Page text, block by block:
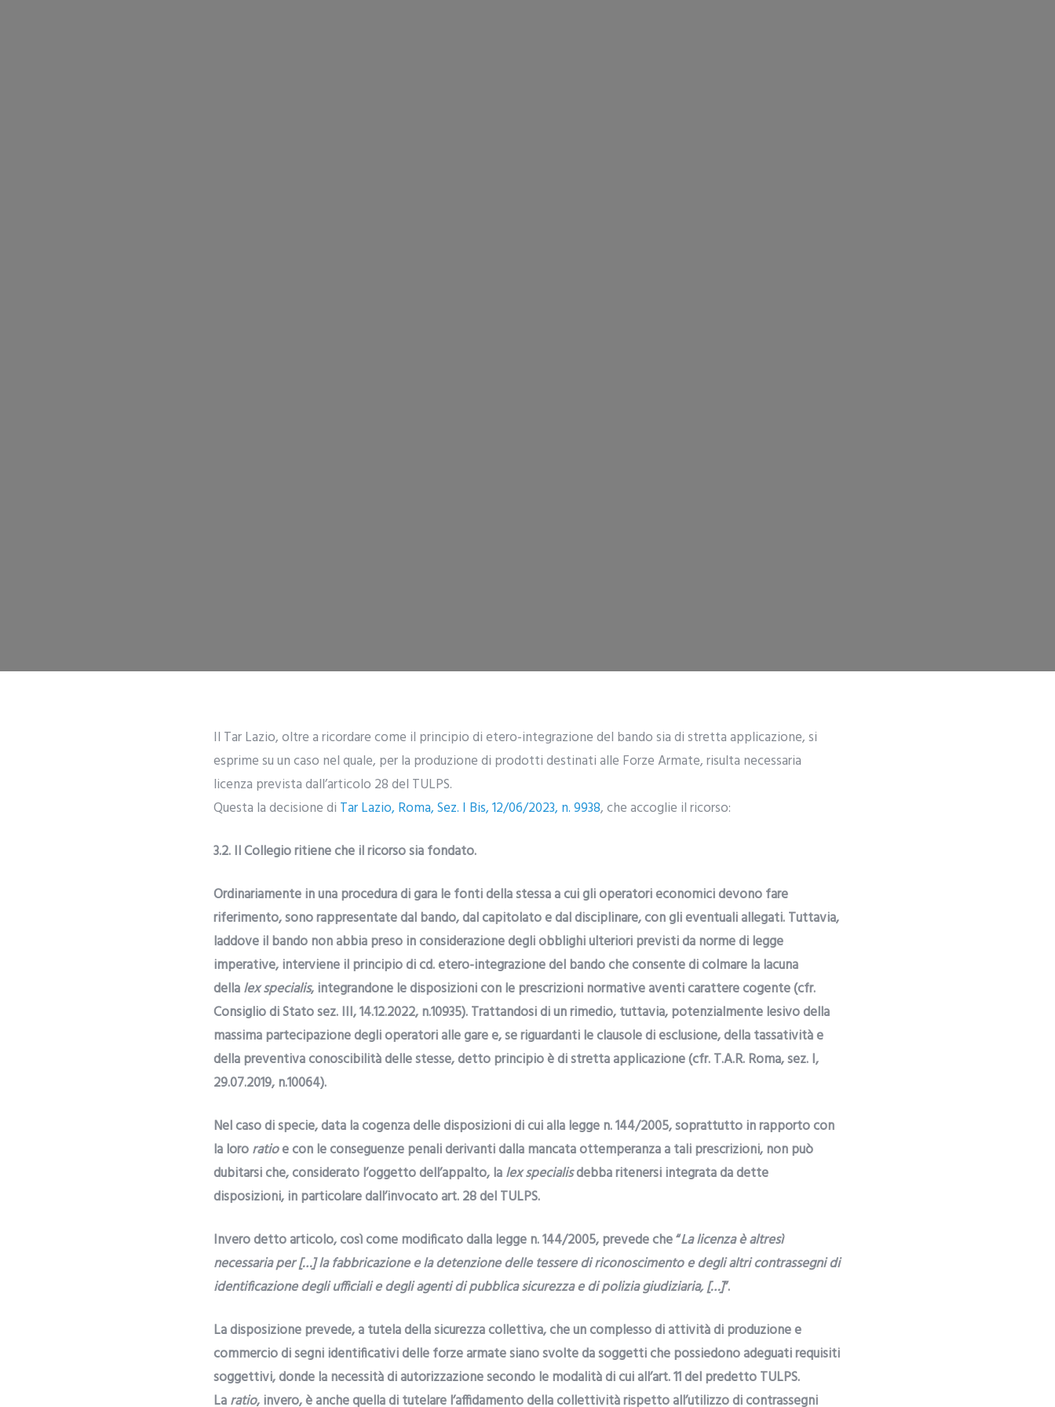
Il Tar Lazio, oltre a ricordare come il principio di etero-integrazione del bando sia di stretta applicazione, si
esprime su un caso nel quale, per la produzione di prodotti destinati alle Forze Armate, risulta necessaria
licenza prevista dall’articolo 28 del TULPS.
Questa la decisione di Tar Lazio, Roma, Sez. I Bis, 12/06/2023, n. 9938, che accoglie il ricorso:
3.2. Il Collegio ritiene che il ricorso sia fondato.
Ordinariamente in una procedura di gara le fonti della stessa a cui gli operatori economici devono fare
riferimento, sono rappresentate dal bando, dal capitolato e dal disciplinare, con gli eventuali allegati. Tuttavia,
laddove il bando non abbia preso in considerazione degli obblighi ulteriori previsti da norme di legge
imperative, interviene il principio di cd. etero-integrazione del bando che consente di colmare la lacuna
dellalex specialis, integrandone le disposizioni con le prescrizioni normative aventi carattere cogente (cfr.
Consiglio di Stato sez. III, 14.12.2022, n.10935). Trattandosi di un rimedio, tuttavia, potenzialmente lesivo della
massima partecipazione degli operatori alle gare e, se riguardanti le clausole di esclusione, della tassatività e
della preventiva conoscibilità delle stesse, detto principio è di stretta applicazione (cfr. T.A.R. Roma, sez. I,
29.07.2019, n.10064).
Nel caso di specie, data la cogenza delle disposizioni di cui alla legge n. 144/2005, soprattutto in rapporto con
la lororatioe con le conseguenze penali derivanti dalla mancata ottemperanza a tali prescrizioni, non può
dubitarsi che, considerato l’oggetto dell’appalto, lalex specialisdebba ritenersi integrata da dette
disposizioni, in particolare dall’invocato art. 28 del TULPS.
Invero detto articolo, così come modificato dalla legge n. 144/2005, prevede che “La licenza è altresì
necessaria per […] la fabbricazione e la detenzione delle tessere di riconoscimento e degli altri contrassegni di
identificazione degli ufficiali e degli agenti di pubblica sicurezza e di polizia giudiziaria, […]”.
La disposizione prevede, a tutela della sicurezza collettiva, che un complesso di attività di produzione e
commercio di segni identificativi delle forze armate siano svolte da soggetti che possiedono adeguati requisiti
soggettivi, donde la necessità di autorizzazione secondo le modalità di cui all’art. 11 del predetto TULPS.
Laratio, invero, è anche quella di tutelare l’affidamento della collettività rispetto all’utilizzo di contrassegni